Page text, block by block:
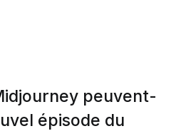
peuvent-
épisode du